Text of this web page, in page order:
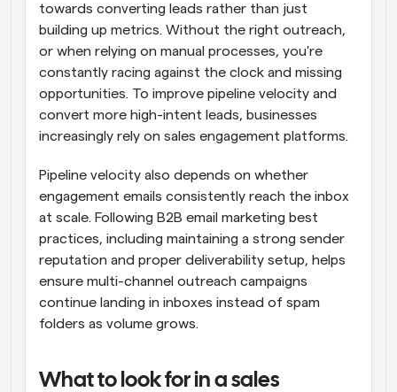
towards converting leads rather than just
building up metrics. Without the right outreach,
or when relying on manual processes, you're
constantly racing against the clock and missing
opportunities. To improve pipeline velocity and
convert more high-intent leads, businesses
increasingly rely on sales engagement platforms.
Pipeline velocity also depends on whether
engagement emails consistently reach the inbox
at scale. Following B2B email marketing best
practices, including maintaining a strong sender
reputation and proper deliverability setup, helps
ensure multi-channel outreach campaigns
continue landing in inboxes instead of spam
folders as volume grows.
What to look for in a sales